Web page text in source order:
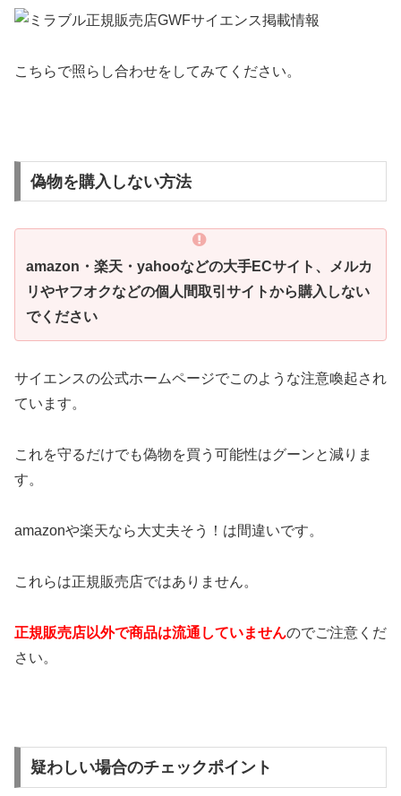
こちらで照らし合わせをしてみてください。
偽物を購入しない方法
amazon・楽天・yahooなどの大手ECサイト、メルカ
リやヤフオクなどの個人間取引サイトから購入しない
でください
サイエンスの公式ホームページでこのような注意喚起され
ています。
これを守るだけでも偽物を買う可能性はグーンと減りま
す。
amazonや楽天なら大丈夫そう！は間違いです。
これらは正規販売店ではありません。
正規販売店以外で商品は流通していませんのでご注意くだ
さい。
疑わしい場合のチェックポイント